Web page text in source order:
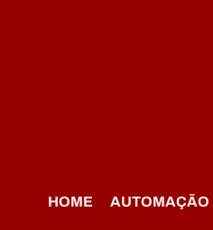
HOME AUTOMAÇÃO